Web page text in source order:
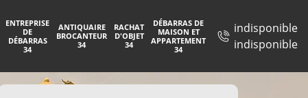
ENTREPRISE
DE
DÉBARRAS
34
ANTIQUAIRE
BROCANTEUR
34
RACHAT
D'OBJET
34
DÉBARRAS DE
MAISON ET
APPARTEMENT
34
indisponible
indisponible